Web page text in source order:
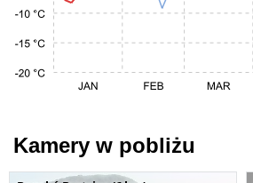
Kamery w pobliżu